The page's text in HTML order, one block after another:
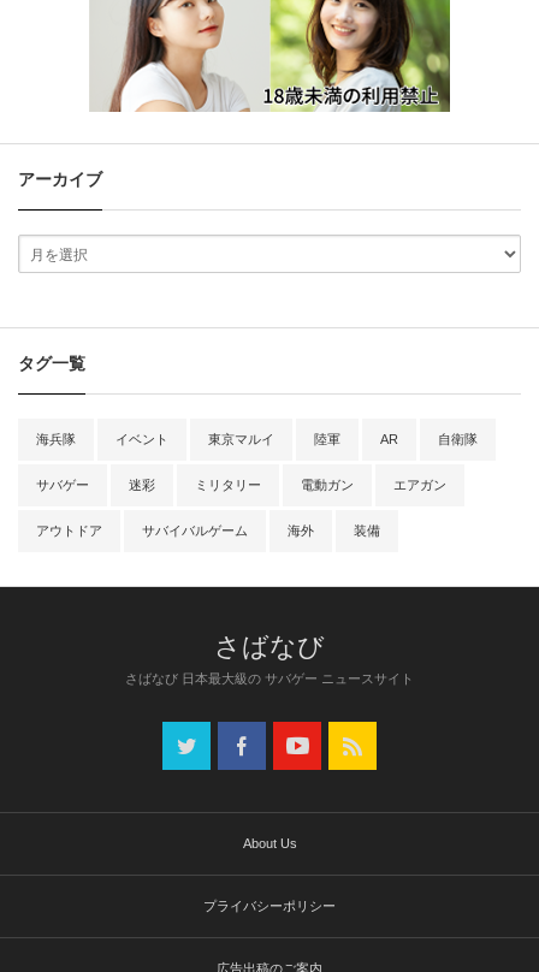
アーカイブ
タグ一覧
海兵隊 イベント 東京マルイ 陸軍 AR 自衛隊
サバゲー 迷彩 ミリタリー 電動ガン エアガン
アウトドア サバイバルゲーム 海外 装備
さばなび 日本最大級の サバゲー ニュースサイト
About Us
プライバシーポリシー
広告出稿のご案内